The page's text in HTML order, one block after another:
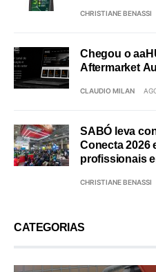
CHRISTIANE BENASSI
Chegou o
Aftermarket
CLAUDIO MILAN
SABÓ leva
Conecta 2026
profissionais
CHRISTIANE BENASSI
CATEGORIAS